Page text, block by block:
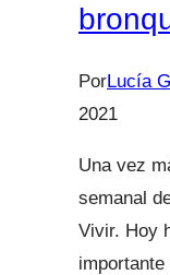
PorLucía
2021
Una vez
semanal
Vivir. Hoy